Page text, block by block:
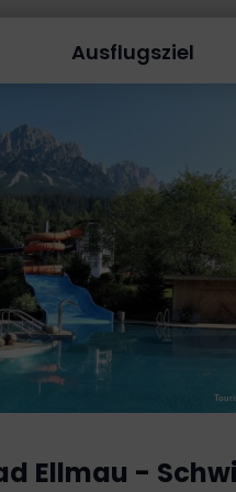
Ausflugsziel
Ellmau -